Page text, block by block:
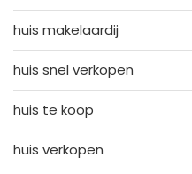
huis makelaardij
huis snel verkopen
huis te koop
huis verkopen